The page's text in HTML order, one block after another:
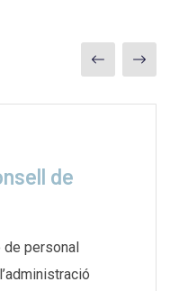
de
personal